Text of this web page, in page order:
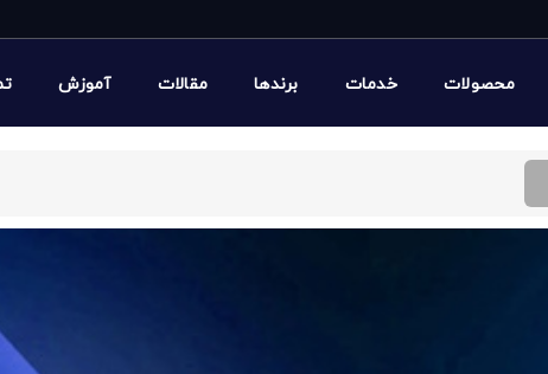
محصولات خدمات برندها مقالات آموزش